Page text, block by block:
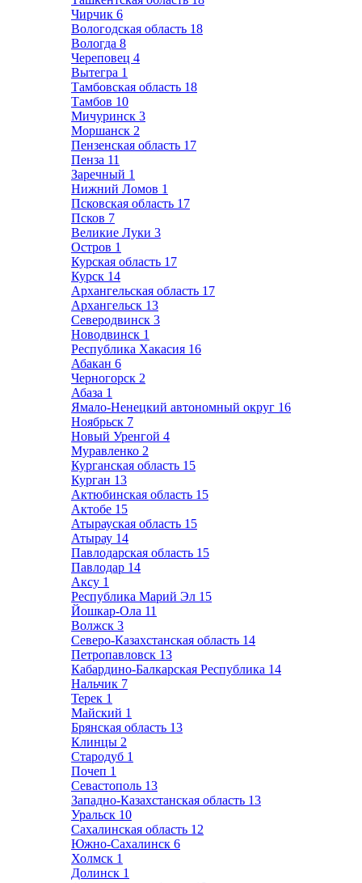
Чирчик 6
Вологодская область 18
Вологда 8
Череповец 4
Вытегра 1
Тамбовская область 18
Тамбов 10
Мичуринск 3
Моршанск 2
Пензенская область 17
Пенза 11
Заречный 1
Нижний Ломов 1
Псковская область 17
Псков 7
Великие Луки 3
Остров 1
Курская область 17
Курск 14
Архангельская область 17
Архангельск 13
Северодвинск 3
Новодвинск 1
Республика Хакасия 16
Абакан 6
Черногорск 2
Абаза 1
Ямало-Ненецкий автономный округ 16
Ноябрьск 7
Новый Уренгой 4
Муравленко 2
Курганская область 15
Курган 13
Актюбинская область 15
Актобе 15
Атырауская область 15
Атырау 14
Павлодарская область 15
Павлодар 14
Аксу 1
Республика Марий Эл 15
Йошкар-Ола 11
Волжск 3
Северо-Казахстанская область 14
Петропавловск 13
Кабардино-Балкарская Республика 14
Нальчик 7
Терек 1
Майский 1
Брянская область 13
Клинцы 2
Стародуб 1
Почеп 1
Севастополь 13
Западно-Казахстанская область 13
Уральск 10
Сахалинская область 12
Южно-Сахалинск 6
Холмск 1
Долинск 1